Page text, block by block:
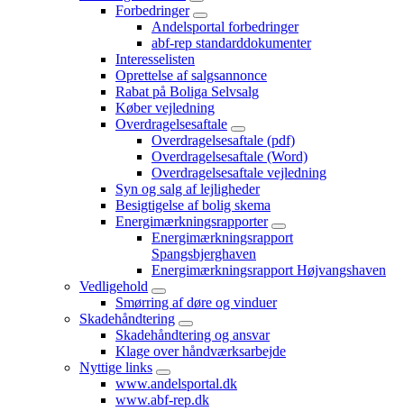
Forbedringer
Andelsportal forbedringer
abf-rep standarddokumenter
Interesselisten
Oprettelse af salgsannonce
Rabat på Boliga Selvsalg
Køber vejledning
Overdragelsesaftale
Overdragelsesaftale (pdf)
Overdragelsesaftale (Word)
Overdragelsesaftale vejledning
Syn og salg af lejligheder
Besigtigelse af bolig skema
Energimærkningsrapporter
Energimærkningsrapport
Spangsbjerghaven
Energimærkningsrapport Højvangshaven
Vedligehold
Smørring af døre og vinduer
Skadehåndtering
Skadehåndtering og ansvar
Klage over håndværksarbejde
Nyttige links
www.andelsportal.dk
www.abf-rep.dk